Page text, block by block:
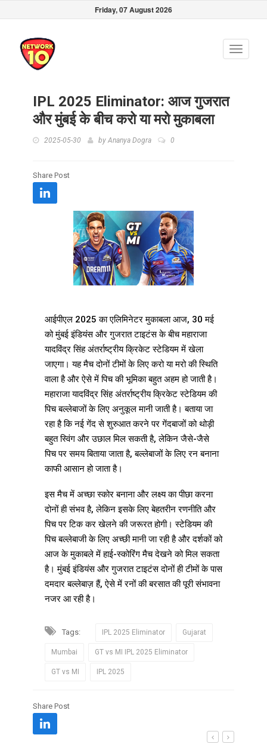
Friday, 07 August 2026
Toggle
IPL 2025 Eliminator: आज गुजरात
और मुंबई के बीच करो या मरो मुकाबला
2025-05-30 by Ananya Dogra 0
Share Post
आईपीएल 2025 का एलिमिनेटर मुकाबला आज, 30 मई
को मुंबई इंडियंस और गुजरात टाइटंस के बीच महाराजा
यादविंद्र सिंह अंतर्राष्ट्रीय क्रिकेट स्टेडियम में खेला
जाएगा। यह मैच दोनों टीमों के लिए करो या मरो की स्थिति
वाला है और ऐसे में पिच की भूमिका बहुत अहम हो जाती है।
महाराजा यादविंद्र सिंह अंतर्राष्ट्रीय क्रिकेट स्टेडियम की
पिच बल्लेबाजों के लिए अनुकूल मानी जाती है। बताया जा
रहा है कि नई गेंद से शुरुआत करने पर गेंदबाजों को थोड़ी
बहुत स्विंग और उछाल मिल सकती है, लेकिन जैसे-जैसे
पिच पर समय बिताया जाता है, बल्लेबाजों के लिए रन बनाना
काफी आसान हो जाता है।
इस मैच में अच्छा स्कोर बनाना और लक्ष्य का पीछा करना
दोनों ही संभव है, लेकिन इसके लिए बेहतरीन रणनीति और
पिच पर टिक कर खेलने की जरूरत होगी। स्टेडियम की
पिच बल्लेबाजी के लिए अच्छी मानी जा रही है और दर्शकों को
आज के मुकाबले में हाई-स्कोरिंग मैच देखने को मिल सकता
है। मुंबई इंडियंस और गुजरात टाइटंस दोनों ही टीमों के पास
दमदार बल्लेबाज़ हैं, ऐसे में रनों की बरसात की पूरी संभावना
नजर आ रही है।
Tags: IPL 2025 Eliminator Gujarat
Mumbai GT vs MI IPL 2025 Eliminator
GT vs MI IPL 2025
Share Post